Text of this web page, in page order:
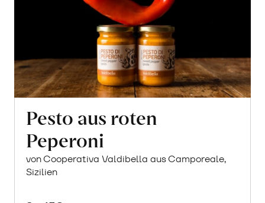
Pesto aus roten
Peperoni
von Cooperativa Valdibella aus Camporeale,
Sizilien